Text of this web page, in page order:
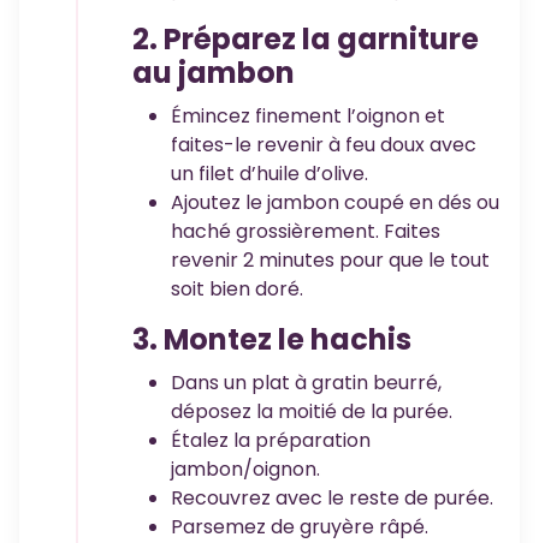
2. Préparez la garniture
au jambon
Émincez finement l’oignon et
faites-le revenir à feu doux avec
un filet d’huile d’olive.
Ajoutez le jambon coupé en dés ou
haché grossièrement. Faites
revenir 2 minutes pour que le tout
soit bien doré.
3. Montez le hachis
Dans un plat à gratin beurré,
déposez la moitié de la purée.
Étalez la préparation
jambon/oignon.
Recouvrez avec le reste de purée.
Parsemez de gruyère râpé.